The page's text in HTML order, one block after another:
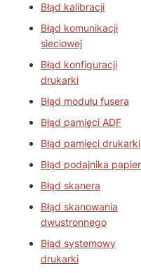
Błąd kalibracji
Błąd komunikacji
sieciowej
Błąd konfiguracji
drukarki
Błąd modułu fusera
Błąd pamięci ADF
Błąd pamięci drukarki
Błąd podajnika
Błąd skanera
Błąd skanowania
dwustronnego
Błąd systemowy
drukarki